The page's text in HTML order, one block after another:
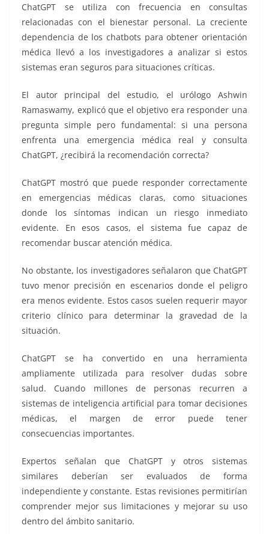
ChatGPT se utiliza con frecuencia en consultas
relacionadas con el bienestar personal. La creciente
dependencia de los chatbots para obtener orientación
médica llevó a los investigadores a analizar si estos
sistemas eran seguros para situaciones críticas.
El autor principal del estudio, el urólogo Ashwin
Ramaswamy, explicó que el objetivo era responder una
pregunta simple pero fundamental: si una persona
enfrenta una emergencia médica real y consulta
ChatGPT, ¿recibirá la recomendación correcta?
ChatGPT mostró que puede responder correctamente
en emergencias médicas claras, como situaciones
donde los síntomas indican un riesgo inmediato
evidente. En esos casos, el sistema fue capaz de
recomendar buscar atención médica.
No obstante, los investigadores señalaron que ChatGPT
tuvo menor precisión en escenarios donde el peligro
era menos evidente. Estos casos suelen requerir mayor
criterio clínico para determinar la gravedad de la
situación.
ChatGPT se ha convertido en una herramienta
ampliamente utilizada para resolver dudas sobre
salud. Cuando millones de personas recurren a
sistemas de inteligencia artificial para tomar decisiones
médicas, el margen de error puede tener
consecuencias importantes.
Expertos señalan que ChatGPT y otros sistemas
similares deberían ser evaluados de forma
independiente y constante. Estas revisiones permitirían
comprender mejor sus limitaciones y mejorar su uso
dentro del ámbito sanitario.